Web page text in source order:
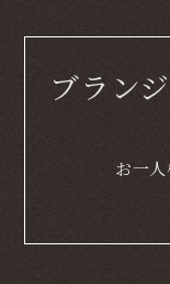
ブラン
お一